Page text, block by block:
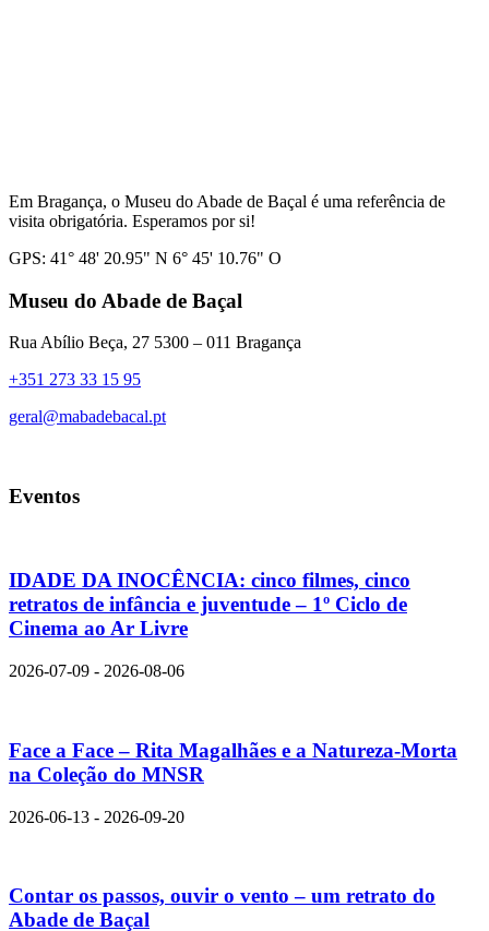
Em Bragança, o Museu do Abade de Baçal é uma referência de
visita obrigatória. Esperamos por si!
GPS: 41° 48' 20.95" N 6° 45' 10.76" O
Museu do Abade de Baçal
Rua Abílio Beça, 27 5300 – 011 Bragança
+351 273 33 15 95
geral@mabadebacal.pt
Eventos
IDADE DA INOCÊNCIA: cinco filmes, cinco
retratos de infância e juventude – 1º Ciclo de
Cinema ao Ar Livre
2026-07-09 - 2026-08-06
Face a Face – Rita Magalhães e a Natureza-Morta
na Coleção do MNSR
2026-06-13 - 2026-09-20
Contar os passos, ouvir o vento – um retrato do
Abade de Baçal